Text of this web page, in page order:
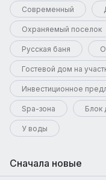
Современный
Охраняемый поселок
Русская баня
Гостевой дом на
Инвестиционное
Spa-зона Блок
У воды
Сначала новые